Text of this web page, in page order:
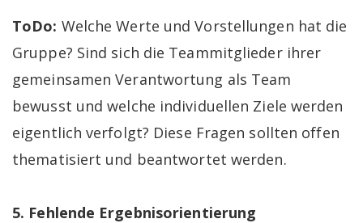
ToDo: Welche Werte und Vorstellungen hat die
Gruppe? Sind sich die Teammitglieder ihrer
gemeinsamen Verantwortung als Team
bewusst und welche individuellen Ziele werden
eigentlich verfolgt? Diese Fragen sollten offen
thematisiert und beantwortet werden.
5. Fehlende Ergebnisorientierung